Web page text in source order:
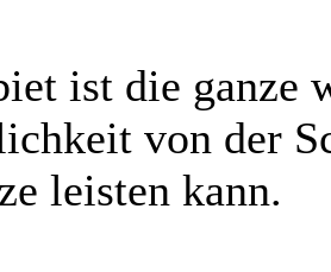
ist die ganze
von der
leisten kann.